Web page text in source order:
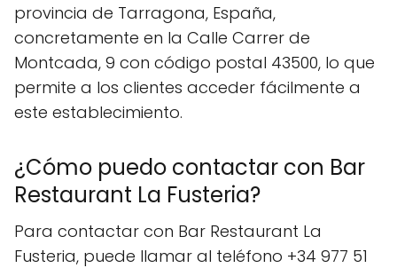
provincia de Tarragona, España,
concretamente en la Calle Carrer de
Montcada, 9 con código postal 43500, lo que
permite a los clientes acceder fácilmente a
este establecimiento.
¿Cómo puedo contactar con Bar
Restaurant La Fusteria?
Para contactar con Bar Restaurant La
Fusteria, puede llamar al teléfono +34 977 51